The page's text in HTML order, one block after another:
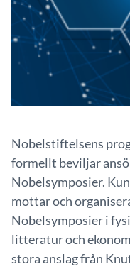
Nobelstiftelsens
formellt beviljar
Nobelsymposier.
mottar och
Nobelsymposier i
litteratur och
stora anslag från